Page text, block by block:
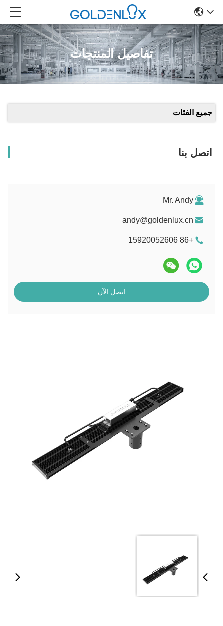
تفاصيل المنتجات
جميع الفئات
اتصل بنا
Mr. Andy
andy@goldenlux.cn
+86 15920052606
اتصل الآن